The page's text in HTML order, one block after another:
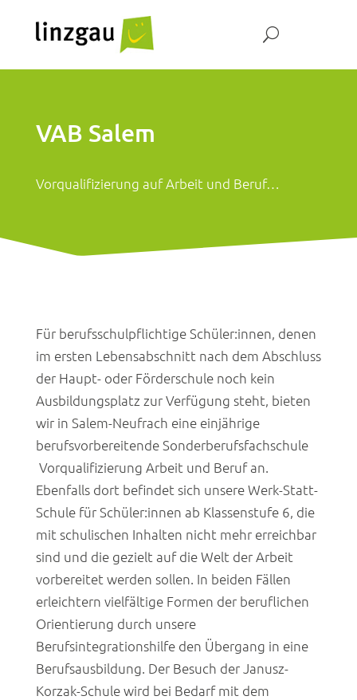
VAB Salem
Vorqualifizierung auf Arbeit und Beruf…
Für berufsschulpflichtige Schüler:innen, denen
im ersten Lebensabschnitt nach dem Abschluss
der Haupt- oder Förderschule noch kein
Ausbildungsplatz zur Verfügung steht, bieten
wir in Salem-Neufrach eine einjährige
berufsvorbereitende Sonderberufsfachschule
Vorqualifizierung Arbeit und Beruf an.
Ebenfalls dort befindet sich unsere Werk-Statt-
Schule für Schüler:innen ab Klassenstufe 6, die
mit schulischen Inhalten nicht mehr erreichbar
sind und die gezielt auf die Welt der Arbeit
vorbereitet werden sollen. In beiden Fällen
erleichtern vielfältige Formen der beruflichen
Orientierung durch unsere
Berufsintegrationshilfe den Übergang in eine
Berufsausbildung. Der Besuch der Janusz-
Korzak-Schule wird bei Bedarf mit dem